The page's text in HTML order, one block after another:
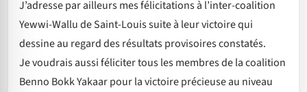
J’adresse par ailleurs mes félicitations à l’inter-coalition
Yewwi-Wallu de Saint-Louis suite à leur victoire qui
dessine au regard des résultats provisoires constatés.
Je voudrais aussi féliciter tous les membres de la coalition
Benno Bokk Yakaar pour la victoire précieuse au niveau